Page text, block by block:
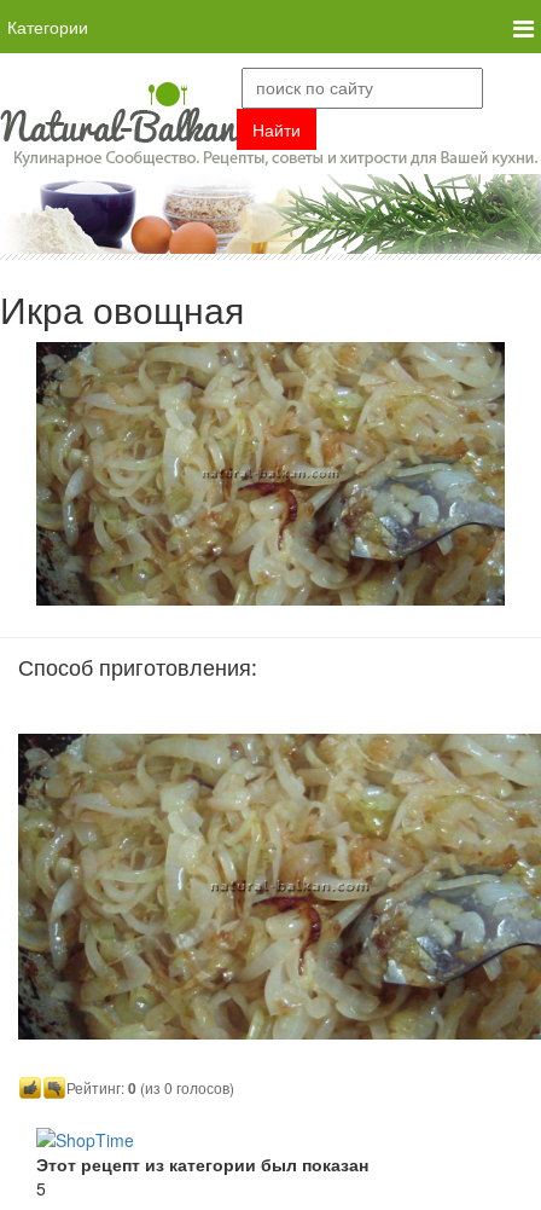
Категории
Икра овощная
Способ приготовления:
Рейтинг:0 (из 0 голосов)
Этот рецепт из категории был показан
5